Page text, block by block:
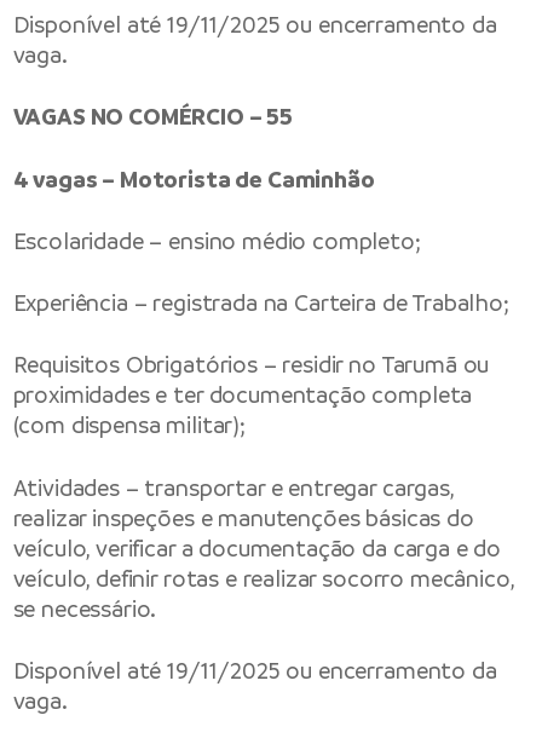
Disponível até 19/11/2025 ou encerramento da
vaga.
VAGAS NO COMÉRCIO – 55
4 vagas – Motorista de Caminhão
Escolaridade – ensino médio completo;
Experiência – registrada na Carteira de Trabalho;
Requisitos Obrigatórios – residir no Tarumã ou
proximidades e ter documentação completa
(com dispensa militar);
Atividades – transportar e entregar cargas,
realizar inspeções e manutenções básicas do
veículo, verificar a documentação da carga e do
veículo, definir rotas e realizar socorro mecânico,
se necessário.
Disponível até 19/11/2025 ou encerramento da
vaga.